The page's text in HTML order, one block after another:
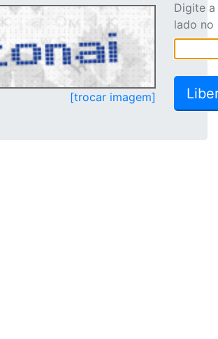
[trocar imagem]
Digite
lado no